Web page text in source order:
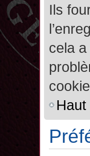
Ils
cela
Haut